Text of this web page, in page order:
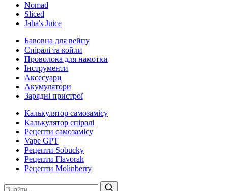
Nomad
Sliced
Jaba's Juice
Бавовна для вейпу
Спіралі та койли
Проволока для намотки
Інструменти
Аксесуари
Акумулятори
Зарядні пристрої
Калькулятор самозамісу
Калькулятор спіралі
Рецепти самозамісу
Vape GPT
Рецепти Sobucky
Рецепти Flavorah
Рецепти Molinberry